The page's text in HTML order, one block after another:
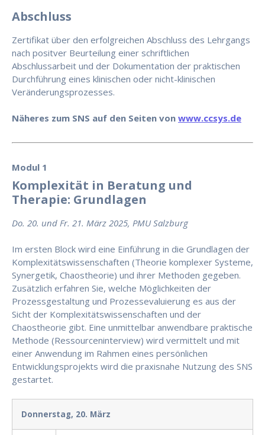
Abschluss
Zertifikat über den erfolgreichen Abschluss des Lehrgangs
nach positver Beurteilung einer schriftlichen
Abschlussarbeit und der Dokumentation der praktischen
Durchführung eines klinischen oder nicht-klinischen
Veränderungsprozesses.
Näheres zum SNS auf den Seiten von www.ccsys.de
Modul 1
Komplexität in Beratung und
Therapie: Grundlagen
Do. 20. und Fr. 21. März 2025, PMU Salzburg
Im ersten Block wird eine Einführung in die Grundlagen der
Komplexitätswissenschaften (Theorie komplexer Systeme,
Synergetik, Chaostheorie) und ihrer Methoden gegeben.
Zusätzlich erfahren Sie, welche Möglichkeiten der
Prozessgestaltung und Prozessevaluierung es aus der
Sicht der Komplexitätswissenschaften und der
Chaostheorie gibt. Eine unmittelbar anwendbare praktische
Methode (Ressourceninterview) wird vermittelt und mit
einer Anwendung im Rahmen eines persönlichen
Entwicklungsprojekts wird die praxisnahe Nutzung des SNS
gestartet.
Donnerstag, 20. März